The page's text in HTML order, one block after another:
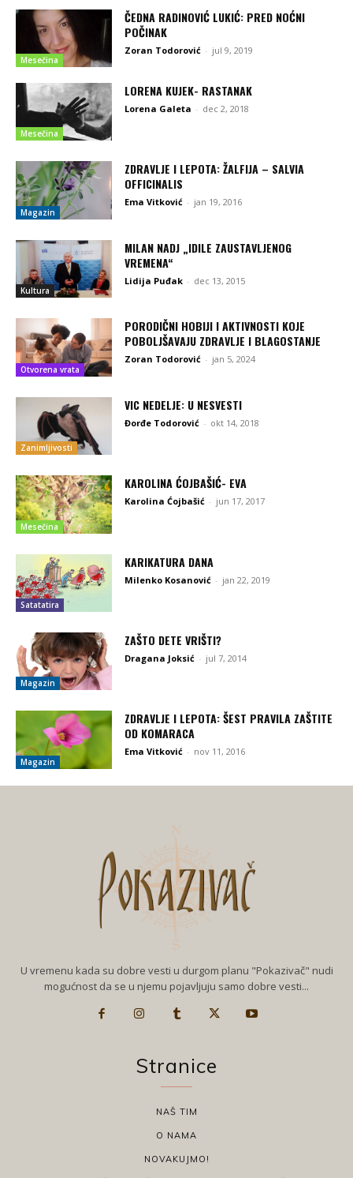
Mesečina
ČEDNA RADINOVIĆ LUKIĆ: PRED NOĆNI
POČINAK
Zoran Todorović - jul 9, 2019
Mesečina
LORENA KUJEK- RASTANAK
Lorena Galeta - dec 2, 2018
Magazin
ZDRAVLJE I LEPOTA: ŽALFIJA – SALVIA
OFFICINALIS
Ema Vitković - jan 19, 2016
Kultura
MILAN NADJ „IDILE ZAUSTAVLJENOG
VREMENA“
Lidija Puđak - dec 13, 2015
Otvorena vrata
PORODIČNI HOBIJI I AKTIVNOSTI KOJE
POBOLJŠAVAJU ZDRAVLJE I BLAGOSTANJE
Zoran Todorović - jan 5, 2024
Zanimljivosti
VIC NEDELJE: U NESVESTI
Đorđe Todorović - okt 14, 2018
Mesečina
KAROLINA ĆOJBAŠIĆ- EVA
Karolina Ćojbašić - jun 17, 2017
Satatatira
KARIKATURA DANA
Milenko Kosanović - jan 22, 2019
Magazin
ZAŠTO DETE VRIŠTI?
Dragana Joksić - jul 7, 2014
Magazin
ZDRAVLJE I LEPOTA: ŠEST PRAVILA ZAŠTITE
OD KOMARACA
Ema Vitković - nov 11, 2016
U vremenu kada su dobre vesti u durgom planu "Pokazivač" nudi
mogućnost da se u njemu pojavljuju samo dobre vesti...
Stranice
NAŠ TIM
O NAMA
NOVAKUJMO!